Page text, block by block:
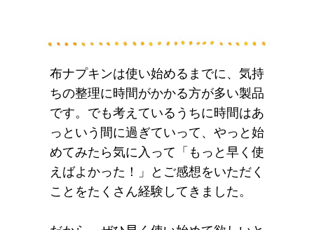
布ナプキンは使い始めるまでに、気持
ちの整理に時間がかかる方が多い製品
です。でも考えているうちに時間はあ
っという間に過ぎていって、やっと始
めてみたら気に入って「もっと早く使
えばよかった！」とご感想をいただく
ことをたくさん経験してきました。